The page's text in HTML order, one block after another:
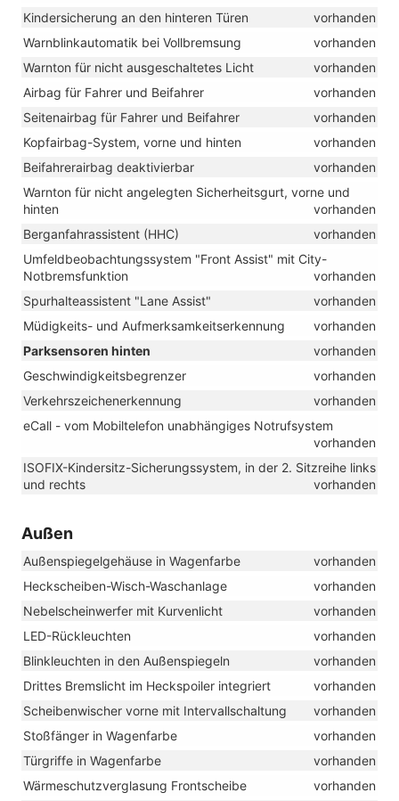
Kindersicherung an den hinteren Türen
vorhanden
Warnblinkautomatik bei Vollbremsung
vorhanden
Warnton für nicht ausgeschaltetes Licht
vorhanden
Airbag für Fahrer und Beifahrer
vorhanden
Seitenairbag für Fahrer und Beifahrer
vorhanden
Kopfairbag-System, vorne und hinten
vorhanden
Beifahrerairbag deaktivierbar
vorhanden
Warnton für nicht angelegten Sicherheitsgurt, vorne und
hinten
vorhanden
Berganfahrassistent (HHC)
vorhanden
Umfeldbeobachtungssystem "Front Assist" mit City-
Notbremsfunktion
vorhanden
Spurhalteassistent "Lane Assist"
vorhanden
Müdigkeits- und Aufmerksamkeitserkennung
vorhanden
Parksensoren hinten
vorhanden
Geschwindigkeitsbegrenzer
vorhanden
Verkehrszeichenerkennung
vorhanden
eCall - vom Mobiltelefon unabhängiges Notrufsystem
vorhanden
ISOFIX-Kindersitz-Sicherungssystem, in der 2. Sitzreihe links
und rechts
vorhanden
Außen
Außenspiegelgehäuse in Wagenfarbe
vorhanden
Heckscheiben-Wisch-Waschanlage
vorhanden
Nebelscheinwerfer mit Kurvenlicht
vorhanden
LED-Rückleuchten
vorhanden
Blinkleuchten in den Außenspiegeln
vorhanden
Drittes Bremslicht im Heckspoiler integriert
vorhanden
Scheibenwischer vorne mit Intervallschaltung
vorhanden
Stoßfänger in Wagenfarbe
vorhanden
Türgriffe in Wagenfarbe
vorhanden
Wärmeschutzverglasung Frontscheibe
vorhanden